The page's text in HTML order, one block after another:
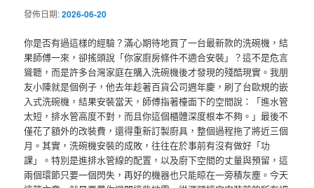
發佈日期:2026-06-20
你是否有過這樣的經驗？滿心期待地買了一台最新款的洗碗機，結
果師傅一來，卻搖頭說「你家廚房條件不適合安裝」？這不是危言
聳聽，而是許多台灣家庭在購入洗碗機後才發現的殘酷現實。我朋
友小陳就是個例子，他去年趁著百貨公司週年慶，刷了台歐規的嵌
入式洗碗機，結果安裝當天，師傅指著檯面下的空間說：「進水管
太短，排水管高度不對，而且你這個櫃體深度根本不夠。」最後不
僅花了額外的改裝費，還得重新訂製廚具，整個過程拖了將近三個
月。其實，洗碗機安裝的成敗，往往在於事前有沒有做好「功
課」。特別是進排水管線的配置，以及廚下空間的丈量與預留，這
兩個環節只要一個閃失，再好的機器也只能晾在一旁積灰塵。今天